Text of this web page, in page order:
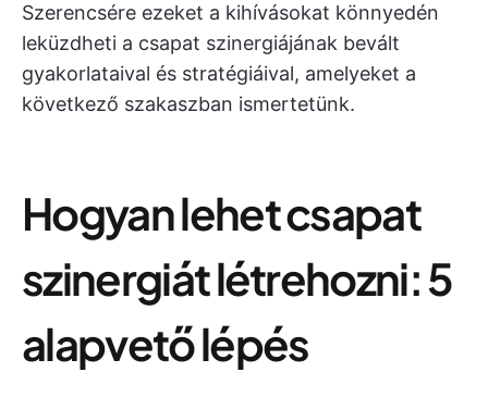
Szerencsére ezeket a kihívásokat könnyedén
leküzdheti a csapat szinergiájának bevált
gyakorlataival és stratégiáival, amelyeket a
következő szakaszban ismertetünk.
Hogyan lehet csapat
szinergiát létrehozni: 5
alapvető lépés